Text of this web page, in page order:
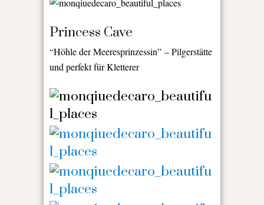
Princess Cave
“Höhle der Meeresprinzessin” – Pilgerstätte
und perfekt für Kletterer